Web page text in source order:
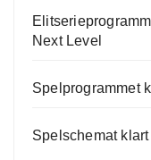
Next Level
Spelprogrammet
Spelschemat